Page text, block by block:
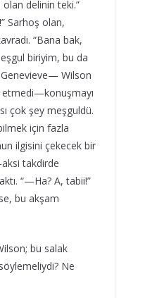
olan delinin teki.”
Sarhoş olan,
“Bana bak,
biriyim, bu da
Wilson
çok şey meşguldü.
için fazla
ilgisini çekecek bir
takdirde
“—Ha? A, tabii!”
bu akşam
bu salak
Ne